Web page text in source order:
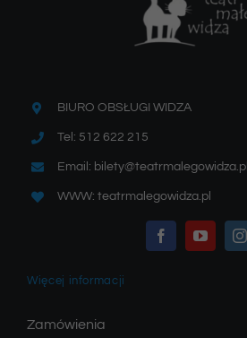
BIURO OBSŁUGI WIDZA
Tel: 512 622 215
Email: bilety@teatrmalegowidza.pl
WWW: teatrmalegowidza.pl
Więcej informacji
Zamówienia